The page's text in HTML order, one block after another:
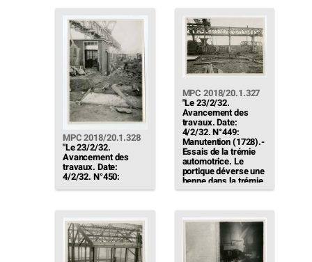
groupes 3 & 4 dans la
salle des machines.
[…]"
MPC 2018/20.1.328
"Le 23/2/32.
Avancement des
travaux. Date:
4/2/32. N°450:
Cabine des pompes à
tuyauteries en cours.
A l'avant plan le
caniveau pour câbles
de la manutention"
MPC 2018/20.1.327
"Le 23/2/32.
Avancement des
travaux. Date:
4/2/32. N°449:
Manutention (1728).-
Essais de la trémie
automotrice. Le
portique déverse une
benne dans la trémie
(en service le